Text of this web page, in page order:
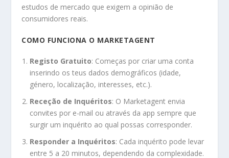
estudos de mercado que exigem a opinião de
consumidores reais.
COMO FUNCIONA O MARKETAGENT
Registo Gratuito: Começas por criar uma conta
inserindo os teus dados demográficos (idade,
género, localização, interesses, etc.).
Receção de Inquéritos: O Marketagent envia
convites por e-mail ou através da app sempre que
surgir um inquérito ao qual possas corresponder.
Responder a Inquéritos: Cada inquérito pode levar
entre 5 a 20 minutos, dependendo da complexidade.